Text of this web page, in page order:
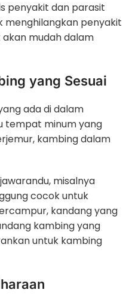
penyakit dan parasit
menghilangkan penyakit
mudah dalam
yang Sesuai
ada di dalam
tempat minum yang
kambing dalam
misalnya
cocok untuk
kandang yang
kambing yang
untuk kambing